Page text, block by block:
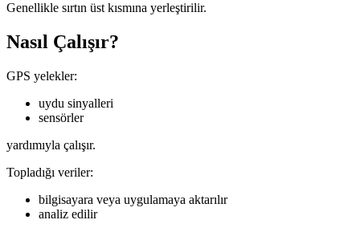
Genellikle sırtın üst kısmına yerleştirilir.
Nasıl Çalışır?
GPS yelekler:
uydu sinyalleri
sensörler
yardımıyla çalışır.
Topladığı veriler:
bilgisayara veya uygulamaya aktarılır
analiz edilir